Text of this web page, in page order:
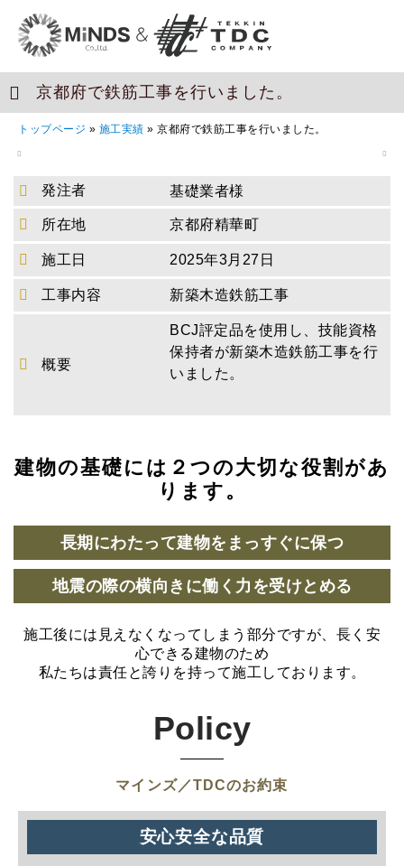
京都府で鉄筋工事を行いました。
トップページ » 施工実績 » 京都府で鉄筋工事を行いました。
発注者 基礎業者様
所在地 京都府精華町
施工日 2025年3月27日
工事内容 新築木造鉄筋工事
概要
BCJ評定品を使用し、技能資格
保持者が新築木造鉄筋工事を行
いました。
建物の基礎には２つの大切な役割があ
ります。
長期にわたって建物をまっすぐに保つ
地震の際の横向きに働く力を受けとめる
施工後には見えなくなってしまう部分ですが、長く安
心できる建物のため
私たちは責任と誇りを持って施工しております。
Policy
マインズ／TDCのお約束
安心安全な品質